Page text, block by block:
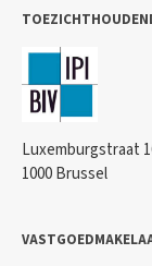
Luxemburgstraat
1000 Brussel